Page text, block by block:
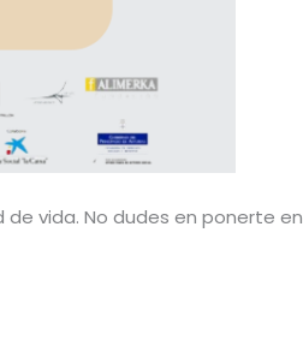
vida. No dudes en ponerte en